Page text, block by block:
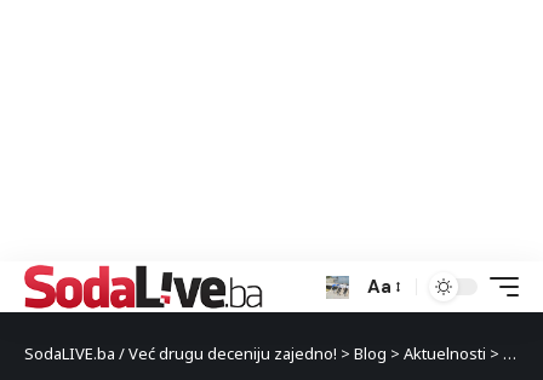
Aa
SodaLIVE.ba / Već drugu deceniju zajedno! > Blog > Aktuelnosti >